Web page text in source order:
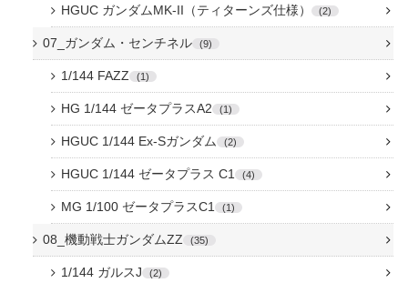
HGUC ガンダムMK-II（ティターンズ仕様） 2
07_ガンダム・センチネル 9
1/144 FAZZ 1
HG 1/144 ゼータプラスA2 1
HGUC 1/144 Ex-Sガンダム 2
HGUC 1/144 ゼータプラス C1 4
MG 1/100 ゼータプラスC1 1
08_機動戦士ガンダムZZ 35
1/144 ガルスJ 2